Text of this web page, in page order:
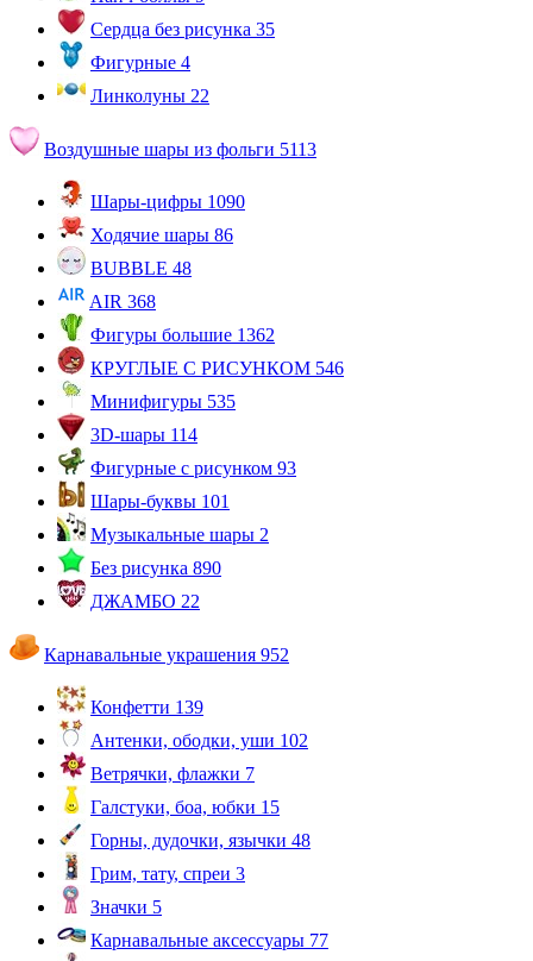
Сердца без рисунка 35
Фигурные 4
Линколуны 22
Воздушные шары из фольги 5113
Шары-цифры 1090
Ходячие шары 86
BUBBLE 48
AIR 368
Фигуры большие 1362
КРУГЛЫЕ С РИСУНКОМ 546
Минифигуры 535
3D-шары 114
Фигурные с рисунком 93
Шары-буквы 101
Музыкальные шары 2
Без рисунка 890
ДЖАМБО 22
Карнавальные украшения 952
Конфетти 139
Антенки, ободки, уши 102
Ветрячки, флажки 7
Галстуки, боа, юбки 15
Горны, дудочки, язычки 48
Грим, тату, спреи 3
Значки 5
Карнавальные аксессуары 77